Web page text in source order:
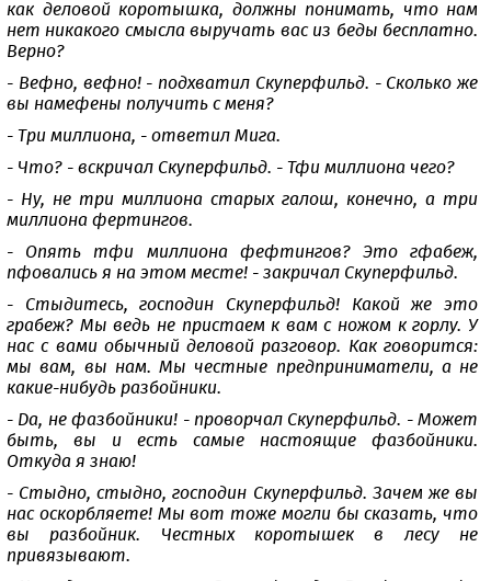
как деловой коротышка, должны понимать, что нам
нет никакого смысла выручать вас из беды бесплатно.
Верно?
- Вефно, вефно! - подхватил Скуперфильд. - Сколько же
вы намефены получить с меня?
- Три миллиона, - ответил Мига.
- Что? - вскричал Скуперфильд. - Тфи миллиона чего?
- Ну, не три миллиона старых галош, конечно, а три
миллиона фертингов.
- Опять тфи миллиона фефтингов? Это гфабеж,
пфовались я на этом месте! - закричал Скуперфильд.
- Стыдитесь, господин Скуперфильд! Какой же это
грабеж? Мы ведь не пристаем к вам с ножом к горлу. У
нас с вами обычный деловой разговор. Как говорится:
мы вам, вы нам. Мы честные предприниматели, а не
какие-нибудь разбойники.
- Да, не фазбойники! - проворчал Скуперфильд. - Может
быть, вы и есть самые настоящие фазбойники.
Откуда я знаю!
- Стыдно, стыдно, господин Скуперфильд. Зачем же вы
нас оскорбляете! Мы вот тоже могли бы сказать, что
вы разбойник. Честных коротышек в лесу не
привязывают.